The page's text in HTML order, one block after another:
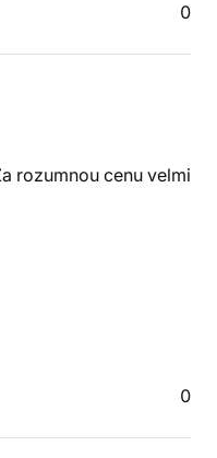
0
rozumnou cenu velmi
0